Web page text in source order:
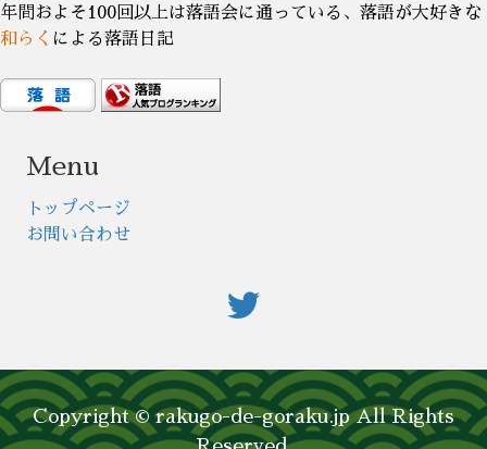
年間およそ100回以上は落語会に通っている、落語が大好きな
和らく による落語日記
Menu
トップページ
お問い合わせ
Copyright © rakugo-de-goraku.jp All Rights